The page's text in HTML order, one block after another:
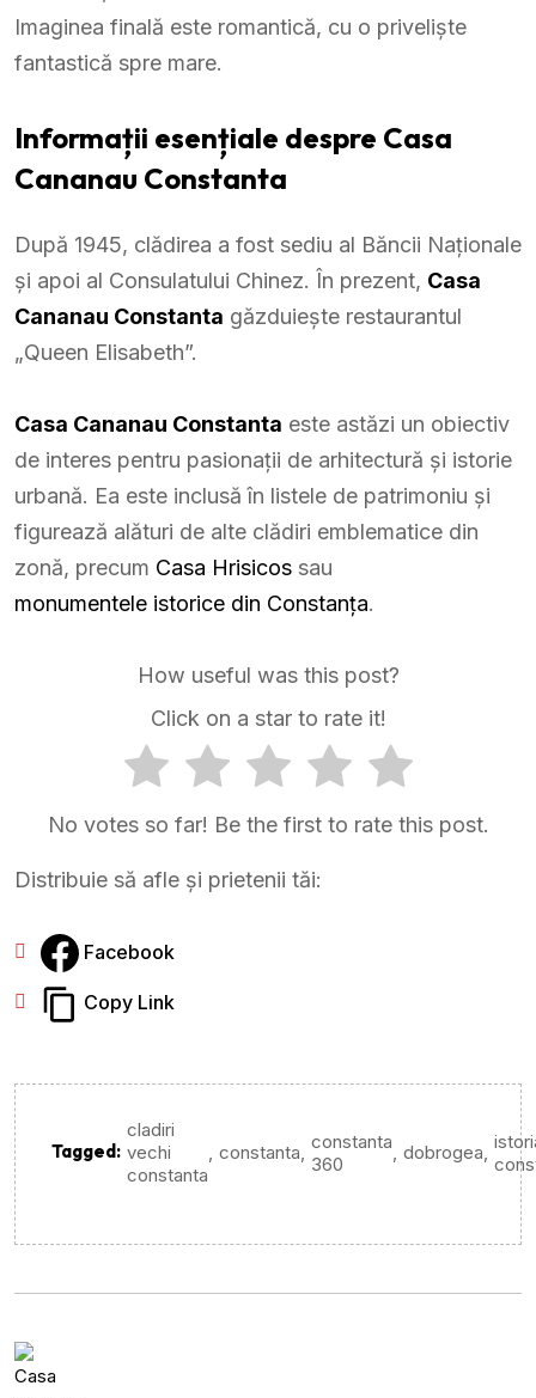
Imaginea finală este romantică, cu o priveliște
fantastică spre mare.
Informații esențiale despre Casa
Cananau Constanta
După 1945, clădirea a fost sediu al Băncii Naționale
și apoi al Consulatului Chinez. În prezent, Casa
Cananau Constanta găzduiește restaurantul
„Queen Elisabeth”.
Casa Cananau Constanta este astăzi un obiectiv
de interes pentru pasionații de arhitectură și istorie
urbană. Ea este inclusă în listele de patrimoniu și
figurează alături de alte clădiri emblematice din
zonă, precum Casa Hrisicos sau
monumentele istorice din Constanța.
How useful was this post?
Click on a star to rate it!
No votes so far! Be the first to rate this post.
Distribuie să afle și prietenii tăi:
Facebook
Copy Link
Tagged:
cladiri
vechi
constanta
constanta constanta
360
dobrogea